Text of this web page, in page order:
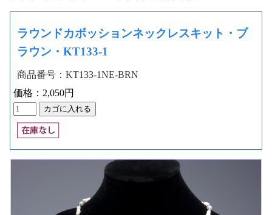
ラウンドカボッションネックレスキット・ブ
ラウン・KT133-1
商品番号：KT133-1NE-BRN
価格：2,050円